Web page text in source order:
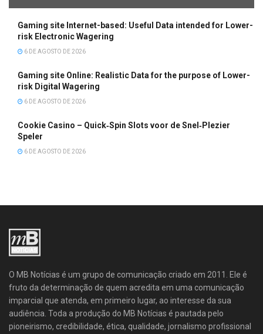
Gaming site Internet-based: Useful Data intended for Lower-
risk Electronic Wagering
6 DE AGOSTO DE 2026
Gaming site Online: Realistic Data for the purpose of Lower-
risk Digital Wagering
6 DE AGOSTO DE 2026
Cookie Casino – Quick‑Spin Slots voor de Snel‑Plezier
Speler
6 DE AGOSTO DE 2026
O MB Notícias é um grupo de comunicação criado em 2011. Ele é
fruto da determinação de quem acredita em uma comunicação
imparcial que atenda, em primeiro lugar, ao interesse da sua
audiência. Toda a produção do MB Notícias é pautada pelo
pioneirismo, credibilidade, ética, qualidade, jornalismo profissional